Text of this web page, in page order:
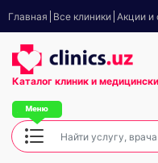
Главная Все клиники Акции и
Каталог клиник и